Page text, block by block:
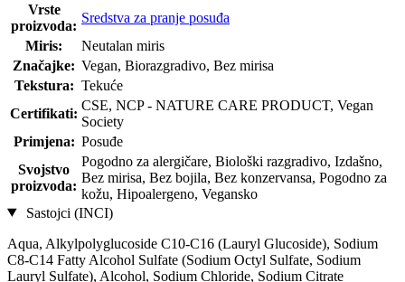
Vrste
proizvoda:
Sredstva za pranje posuđa
Miris:
Neutalan miris
Značajke: Vegan, Biorazgradivo, Bez mirisa
Tekstura: Tekuće
Certifikati:
CSE, NCP - NATURE CARE PRODUCT, Vegan
Society
Primjena: Posuđe
Svojstvo
proizvoda:
Pogodno za alergičare, Biološki razgradivo, Izdašno,
Bez mirisa, Bez bojila, Bez konzervansa, Pogodno za
kožu, Hipoalergeno, Vegansko
Sastojci (INCI)
Aqua, Alkylpolyglucoside C10-C16 (Lauryl Glucoside), Sodium
C8-C14 Fatty Alcohol Sulfate (Sodium Octyl Sulfate, Sodium
Lauryl Sulfate), Alcohol, Sodium Chloride, Sodium Citrate